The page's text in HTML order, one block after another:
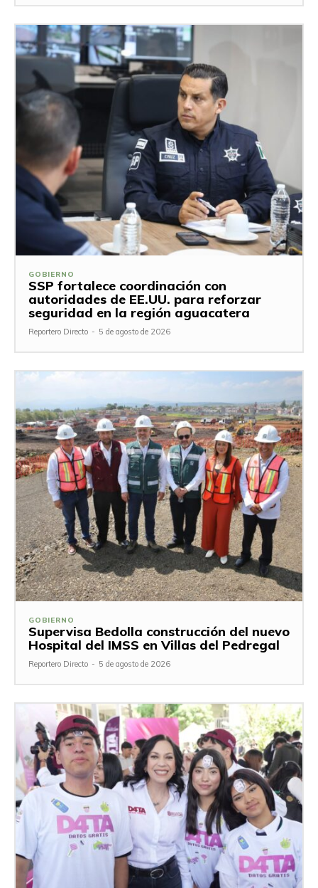
GOBIERNO
SSP fortalece coordinación con
autoridades de EE.UU. para reforzar
seguridad en la región aguacatera
Reportero Directo - 5 de agosto de 2026
GOBIERNO
Supervisa Bedolla construcción del nuevo
Hospital del IMSS en Villas del Pedregal
Reportero Directo - 5 de agosto de 2026